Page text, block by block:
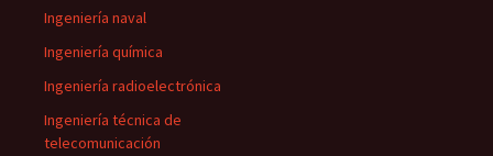
Ingeniería naval
Ingeniería química
Ingeniería radioelectrónica
Ingeniería técnica de
telecomunicación